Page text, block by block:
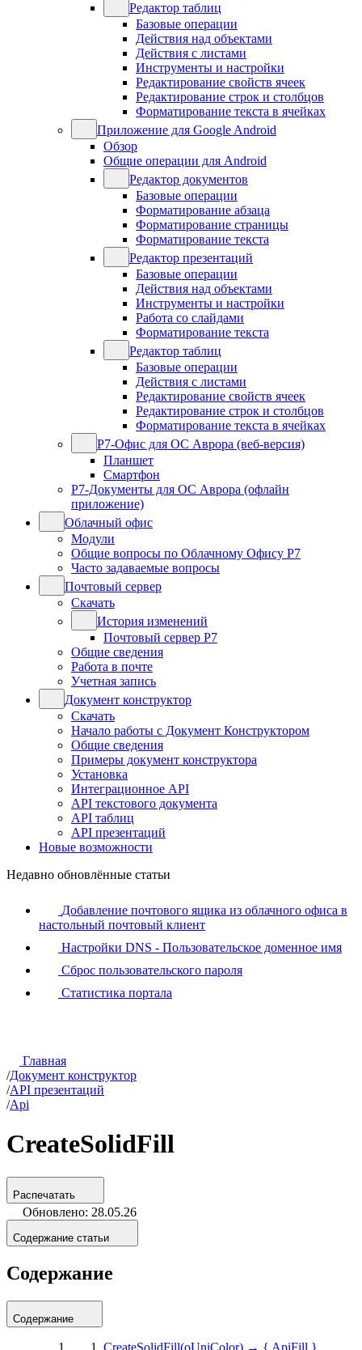
Редактор таблиц
Базовые операции
Действия над объектами
Действия с листами
Инструменты и настройки
Редактирование свойств ячеек
Редактирование строк и столбцов
Форматирование текста в ячейках
Приложение для Google Android
Обзор
Общие операции для Android
Редактор документов
Базовые операции
Форматирование абзаца
Форматирование страницы
Форматирование текста
Редактор презентаций
Базовые операции
Действия над объектами
Инструменты и настройки
Работа со слайдами
Форматирование текста
Редактор таблиц
Базовые операции
Действия с листами
Редактирование свойств ячеек
Редактирование строк и столбцов
Форматирование текста в ячейках
Р7-Офис для ОС Аврора (веб-версия)
Планшет
Смартфон
Р7-Документы для ОС Аврора (офлайн
приложение)
Облачный офис
Модули
Общие вопросы по Облачному Офису Р7
Часто задаваемые вопросы
Почтовый сервер
Скачать
История изменений
Почтовый сервер Р7
Общие сведения
Работа в почте
Учетная запись
Документ конструктор
Скачать
Начало работы с Документ Конструктором
Общие сведения
Примеры документ конструктора
Установка
Интеграционное API
API текстового документа
API таблиц
API презентаций
Новые возможности
Недавно обновлённые статьи
Добавление почтового ящика из облачного офиса в
настольный почтовый клиент
Настройки DNS - Пользовательское доменное имя
Сброс пользовательского пароля
Статистика портала
Главная
/Документ конструктор
/API презентаций
/Api
CreateSolidFill
Распечатать
Обновлено: 28.05.26
Содержание статьи
Содержание
Содержание
CreateSolidFill(oUniColor) → { ApiFill }